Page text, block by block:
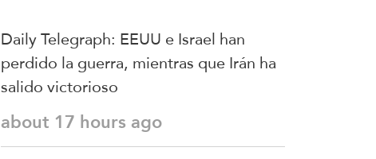
Daily Telegraph: EEUU e Israel han
perdido la guerra, mientras que Irán ha
salido victorioso
about 17 hours ago